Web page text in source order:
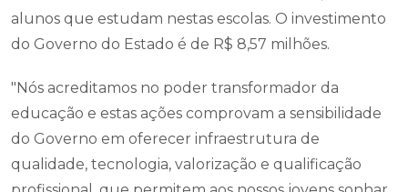
alunos que estudam nestas escolas. O investimento
do Governo do Estado é de R$ 8,57 milhões.
"Nós acreditamos no poder transformador da
educação e estas ações comprovam a sensibilidade
do Governo em oferecer infraestrutura de
qualidade, tecnologia, valorização e qualificação